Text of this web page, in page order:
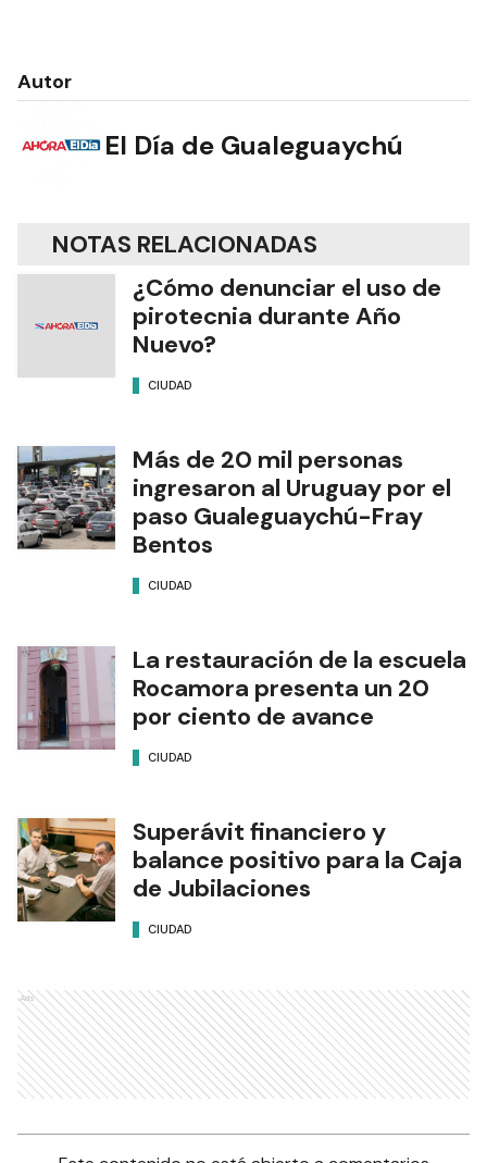
Autor
El Día de Gualeguaychú
NOTAS RELACIONADAS
¿Cómo denunciar el uso de
pirotecnia durante Año
Nuevo?
CIUDAD
Más de 20 mil personas
ingresaron al Uruguay por el
paso Gualeguaychú-Fray
Bentos
CIUDAD
La restauración de la escuela
Rocamora presenta un 20
por ciento de avance
CIUDAD
Superávit financiero y
balance positivo para la Caja
de Jubilaciones
CIUDAD
Ads